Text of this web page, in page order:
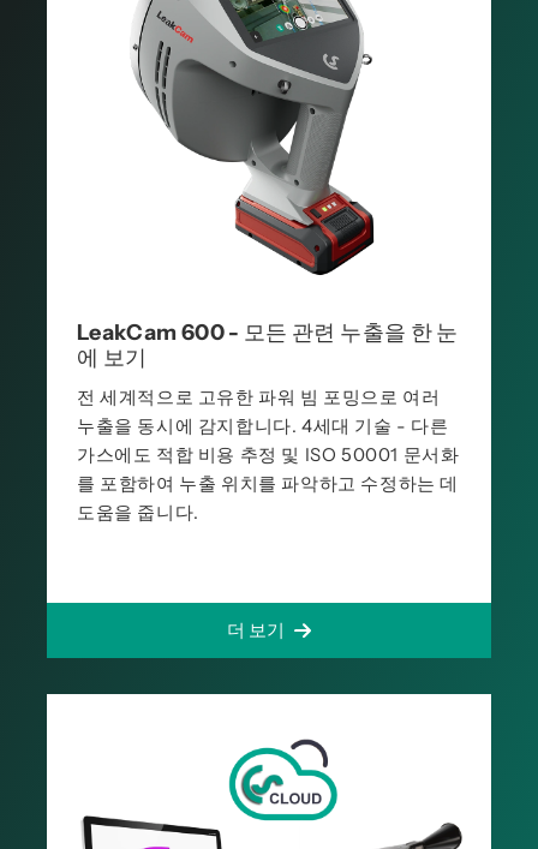
LeakCam 600 - 모든 관련 누출을 한 눈
에 보기
전 세계적으로 고유한 파워 빔 포밍으로 여러
누출을 동시에 감지합니다. 4세대 기술 - 다른
가스에도 적합 비용 추정 및 ISO 50001 문서화
를 포함하여 누출 위치를 파악하고 수정하는 데
도움을 줍니다.
더 보기